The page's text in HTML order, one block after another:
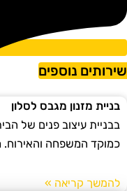
נוספים
בניית מזנון מגבס לסלון
בבניית עיצוב פנים של
כמוקד המשפחה והאירוח.
להמשך קריאה »